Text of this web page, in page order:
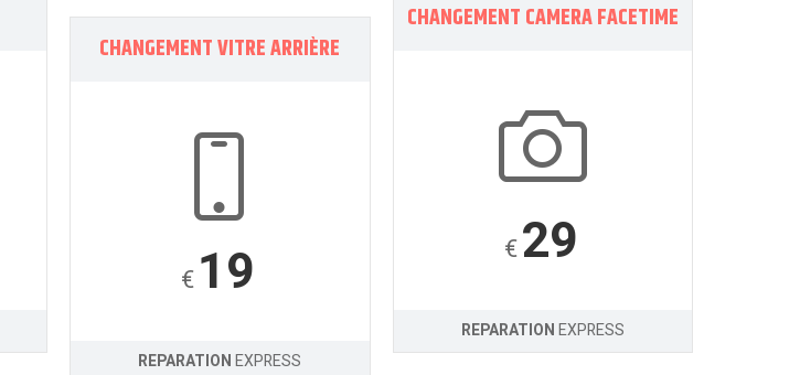
CHANGEMENT VITRE ARRIÈRE
€19
REPARATIONEXPRESS
CHANGEMENT CAMERA FACETIME
€29
REPARATIONEXPRESS